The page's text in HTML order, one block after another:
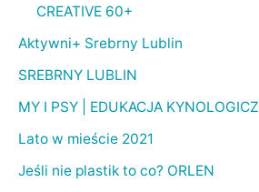
CREATIVE 60+
Aktywni+ Srebrny Lublin
SREBRNY LUBLIN
MY I PSY | EDUKACJA
Lato w mieście 2021
Jeśli nie plastik to co? ORLEN